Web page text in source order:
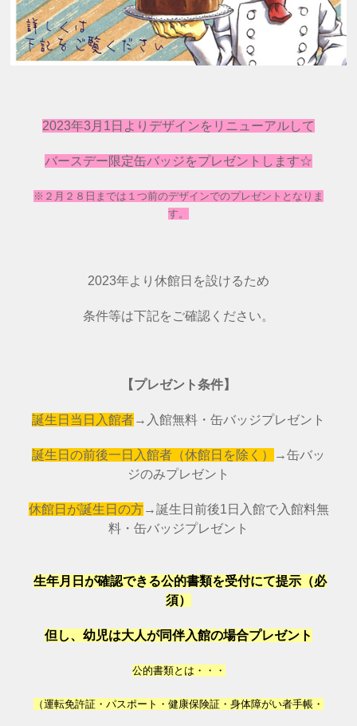
2023年3月1日よりデザインをリニューアルして
バースデー限定缶バッジをプレゼントします☆
※２月２８日までは１つ前のデザインでのプレゼントとなりま
す。
2023年より休館日を設けるため
条件等は下記をご確認ください。
【プレゼント条件】
誕生日当日入館者→入館無料・缶バッジプレゼント
誕生日の前後一日入館者（休館日を除く）
→缶バッ
ジのみプレゼント
休館日が誕生日の方→誕生日前後1日入館で入館料無
料・缶バッジプレゼント
生年月日が確認できる公的書類を受付にて提示（必
須）
但し、幼児は大人が同伴入館の場合プレゼント
公的書類とは・・・
（運転免許証・パスポート・健康保険証・身体障がい者手帳・